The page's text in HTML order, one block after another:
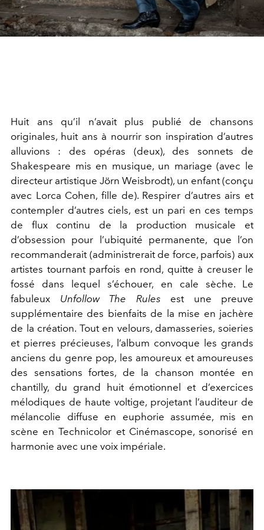
Huit ans qu’il n’avait plus publié de chansons
originales, huit ans à nourrir son inspiration d’autres
alluvions : des opéras (deux), des sonnets de
Shakespeare mis en musique, un mariage (avec le
directeur artistique Jörn Weisbrodt), un enfant (conçu
avec Lorca Cohen, fille de). Respirer d’autres airs et
contempler d’autres ciels, est un pari en ces temps
de flux continu de la production musicale et
d’obsession pour l’ubiquité permanente, que l’on
recommanderait (administrerait de force, parfois) aux
artistes tournant parfois en rond, quitte à creuser le
fossé dans lequel s’échouer, en cale sèche. Le
fabuleux Unfollow The Rules est une preuve
supplémentaire des bienfaits de la mise en jachère
de la création. Tout en velours, damasseries, soieries
et pierres précieuses, l’album convoque les grands
anciens du genre pop, les amoureux et amoureuses
des sensations fortes, de la chanson montée en
chantilly, du grand huit émotionnel et d’exercices
mélodiques de haute voltige, projetant l’auditeur de
mélancolie diffuse en euphorie assumée, mis en
scène en Technicolor et Cinémascope, sonorisé en
harmonie avec une voix impériale.